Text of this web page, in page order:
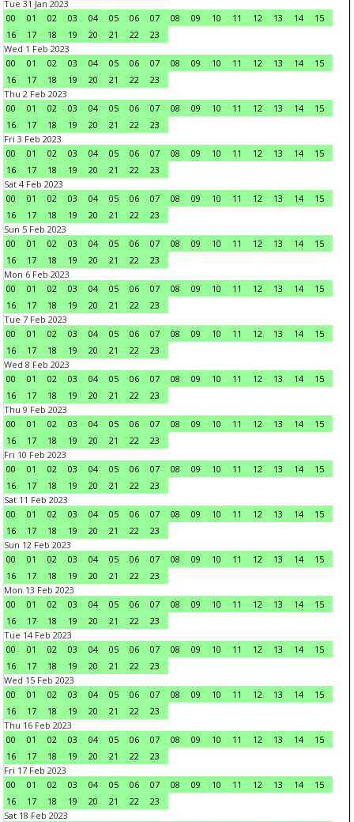
Tue 31 Jan 2023
00
01 02 03 04 05 06 07 08 09 10 11 12 13 14
15
16
17 18 19 20 21 22
23
Wed 1 Feb 2023
00
01 02 03 04 05 06 07 08 09 10 11 12 13 14
15
16
17 18 19 20 21 22
23
Thu 2 Feb 2023
00
01 02 03 04 05 06 07 08 09 10 11 12 13 14
15
16
17 18 19 20 21 22
23
Fri 3 Feb 2023
00
01 02 03 04 05 06 07 08 09 10 11 12 13 14
15
16
17 18 19 20 21 22
23
Sat 4 Feb 2023
00
01 02 03 04 05 06 07 08 09 10 11 12 13 14
15
16
17 18 19 20 21 22
23
Sun 5 Feb 2023
00
01 02 03 04 05 06 07 08 09 10 11 12 13 14
15
16
17 18 19 20 21 22
23
Mon 6 Feb 2023
00
01 02 03 04 05 06 07 08 09 10 11 12 13 14
15
16
17 18 19 20 21 22
23
Tue 7 Feb 2023
00
01 02 03 04 05 06 07 08 09 10 11 12 13 14
15
16
17 18 19 20 21 22
23
Wed 8 Feb 2023
00
01 02 03 04 05 06 07 08 09 10 11 12 13 14
15
16
17 18 19 20 21 22
23
Thu 9 Feb 2023
00
01 02 03 04 05 06 07 08 09 10 11 12 13 14
15
16
17 18 19 20 21 22
23
Fri 10 Feb 2023
00
01 02 03 04 05 06 07 08 09 10 11 12 13 14
15
16
17 18 19 20 21 22
23
Sat 11 Feb 2023
00
01 02 03 04 05 06 07 08 09 10 11 12 13 14
15
16
17 18 19 20 21 22
23
Sun 12 Feb 2023
00
01 02 03 04 05 06 07 08 09 10 11 12 13 14
15
16
17 18 19 20 21 22
23
Mon 13 Feb 2023
00
01 02 03 04 05 06 07 08 09 10 11 12 13 14
15
16
17 18 19 20 21 22
23
Tue 14 Feb 2023
00
01 02 03 04 05 06 07 08 09 10 11 12 13 14
15
16
17 18 19 20 21 22
23
Wed 15 Feb 2023
00
01 02 03 04 05 06 07 08 09 10 11 12 13 14
15
16
17 18 19 20 21 22
23
Thu 16 Feb 2023
00
01 02 03 04 05 06 07 08 09 10 11 12 13 14
15
16
17 18 19 20 21 22
23
Fri 17 Feb 2023
00
01 02 03 04 05 06 07 08 09 10 11 12 13 14
15
16
17 18 19 20 21 22
23
Sat 18 Feb 2023